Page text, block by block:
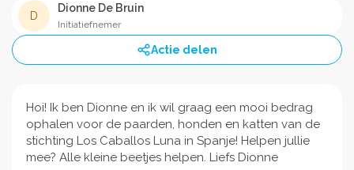
D
Dionne De Bruin
Initiatiefnemer
Actie delen
Hoi! Ik ben Dionne en ik wil graag een mooi bedrag
ophalen voor de paarden, honden en katten van de
stichting Los Caballos Luna in Spanje! Helpen jullie
mee? Alle kleine beetjes helpen. Liefs Dionne